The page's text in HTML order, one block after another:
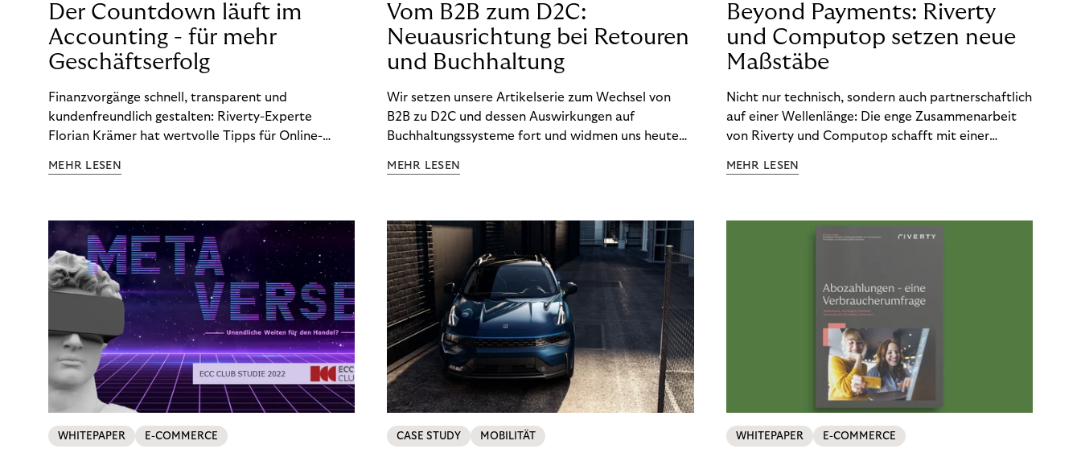
Der Countdown läuft im
Accounting - für mehr
Geschäftserfolg
Finanzvorgänge schnell, transparent und
kundenfreundlich gestalten: Riverty-Experte
Florian Krämer hat wertvolle Tipps für Online-
möchten.
MEHR LESEN
Vom B2B zum D2C:
Neuausrichtung bei Retouren
und Buchhaltung
Wir setzen unsere Artikelserie zum Wechsel von
B2B zu D2C und dessen Auswirkungen auf
Buchhaltungssysteme fort und widmen uns heute
im D2C-Bereich.
MEHR LESEN
Beyond Payments: Riverty
und Computop setzen neue
Maßstäbe
Nicht nur technisch, sondern auch partnerschaftlich
auf einer Wellenlänge: Die enge Zusammenarbeit
von Riverty und Computop schafft mit einer
Zahlungsabwicklung echte Mehrwerte für Händler.
MEHR LESEN
WHITEPAPER E-COMMERCE CASE STUDY MOBILITÄT WHITEPAPER E-COMMERCE